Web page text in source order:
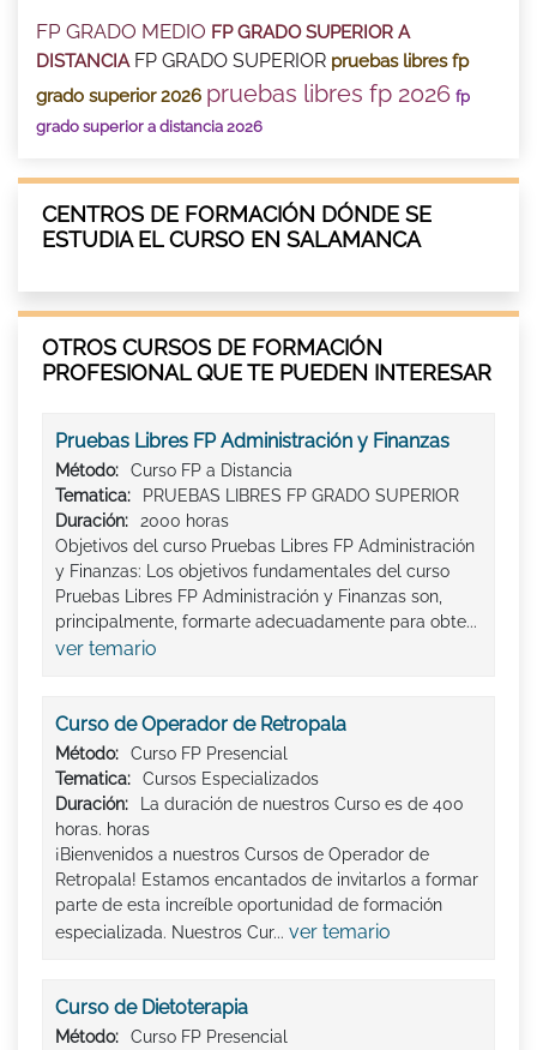
FP GRADO MEDIO FP GRADO SUPERIOR A
DISTANCIA FP GRADO SUPERIOR pruebas libres fp
grado superior 2026 pruebas libres fp 2026 fp
grado superior a distancia 2026
CENTROS DE FORMACIÓN DÓNDE SE
ESTUDIA EL CURSO EN SALAMANCA
OTROS CURSOS DE FORMACIÓN
PROFESIONAL QUE TE PUEDEN INTERESAR
Pruebas Libres FP Administración y Finanzas
Método:
Curso FP a Distancia
Tematica:
PRUEBAS LIBRES FP GRADO SUPERIOR
Duración:
2000 horas
Objetivos del curso Pruebas Libres FP Administración
y Finanzas: Los objetivos fundamentales del curso
Pruebas Libres FP Administración y Finanzas son,
principalmente, formarte adecuadamente para obte...
ver temario
Curso de Operador de Retropala
Método:
Curso FP Presencial
Tematica:
Cursos Especializados
Duración:
La duración de nuestros Curso es de 400
horas. horas
¡Bienvenidos a nuestros Cursos de Operador de
Retropala! Estamos encantados de invitarlos a formar
parte de esta increíble oportunidad de formación
especializada. Nuestros Cur... ver temario
Curso de Dietoterapia
Método:
Curso FP Presencial